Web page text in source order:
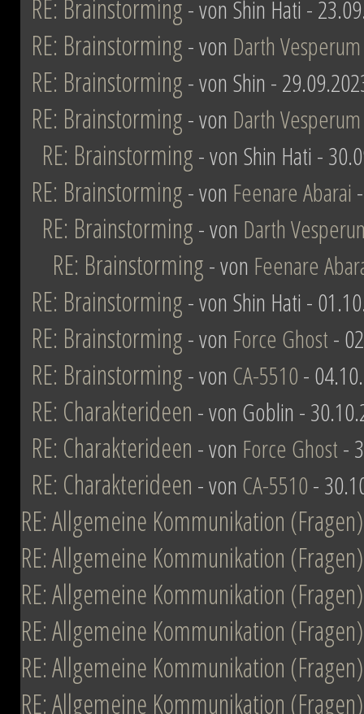
RE: Brainstorming- von Shin Hati -
RE: Brainstorming- von Darth Vesperum
RE: Brainstorming- von Shin -
RE: Brainstorming- von Darth Vesperum
RE: Brainstorming- von Shin Hati -
RE: Brainstorming- von Feenare Abarai
RE: Brainstorming- von Darth
RE: Brainstorming- von Feenare
RE: Brainstorming- von Shin Hati -
RE: Brainstorming- von Force Ghost-
RE: Brainstorming- von CA-5510-
RE: Charakterideen - von Goblin -
RE: Charakterideen - von Force Ghost-
RE: Charakterideen - von CA-5510-
RE: Allgemeine Kommunikation (Fragen)
RE: Allgemeine Kommunikation (Fragen)
RE: Allgemeine Kommunikation (Fragen)
RE: Allgemeine Kommunikation (Fragen)
RE: Allgemeine Kommunikation (Fragen)
RE: Allgemeine Kommunikation (Fragen)